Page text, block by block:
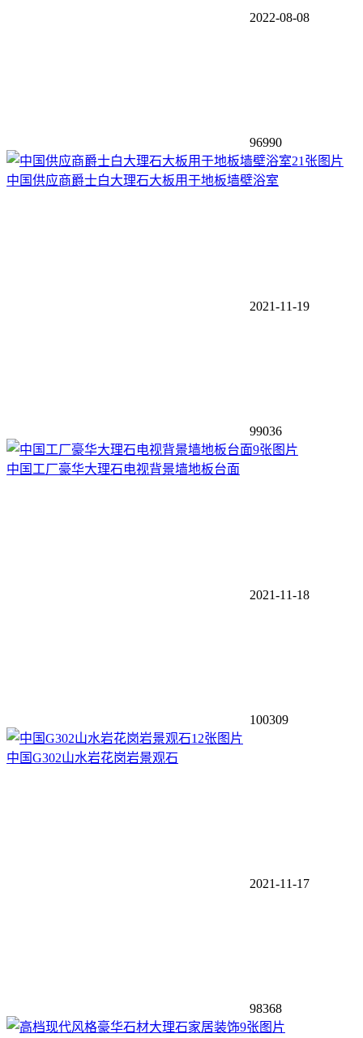
2022-08-08
96990
21张图片
中国供应商爵士白大理石大板用于地板墙壁浴室
2021-11-19
99036
9张图片
中国工厂豪华大理石电视背景墙地板台面
2021-11-18
100309
12张图片
中国G302山水岩花岗岩景观石
2021-11-17
98368
9张图片